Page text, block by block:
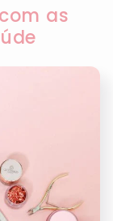
as